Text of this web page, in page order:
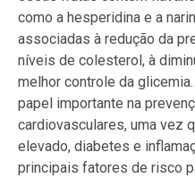
como a hesperidina e a
associadas à redução da
níveis de colesterol, à
melhor controle da
papel importante na
cardiovasculares, uma vez
elevado, diabetes e
principais fatores de risco